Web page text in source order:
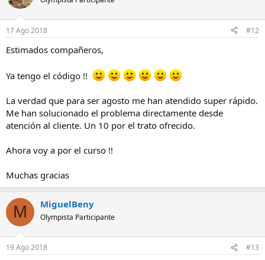
17 Ago 2018 #12
Estimados compañeros,
Ya tengo el código !!
La verdad que para ser agosto me han atendido super rápido.
Me han solucionado el problema directamente desde
atención al cliente. Un 10 por el trato ofrecido.
Ahora voy a por el curso !!
Muchas gracias
M MiguelBeny
Olympista Participante
19 Ago 2018 #13